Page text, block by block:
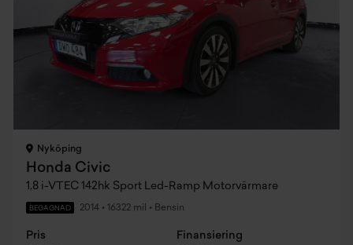
Nyköping
Honda Civic
1,8 i-VTEC 142hk Sport Led-Ramp Motorvärmare
BEGAGNAD 2014 • 16322 mil • Bensin
Pris Finansiering